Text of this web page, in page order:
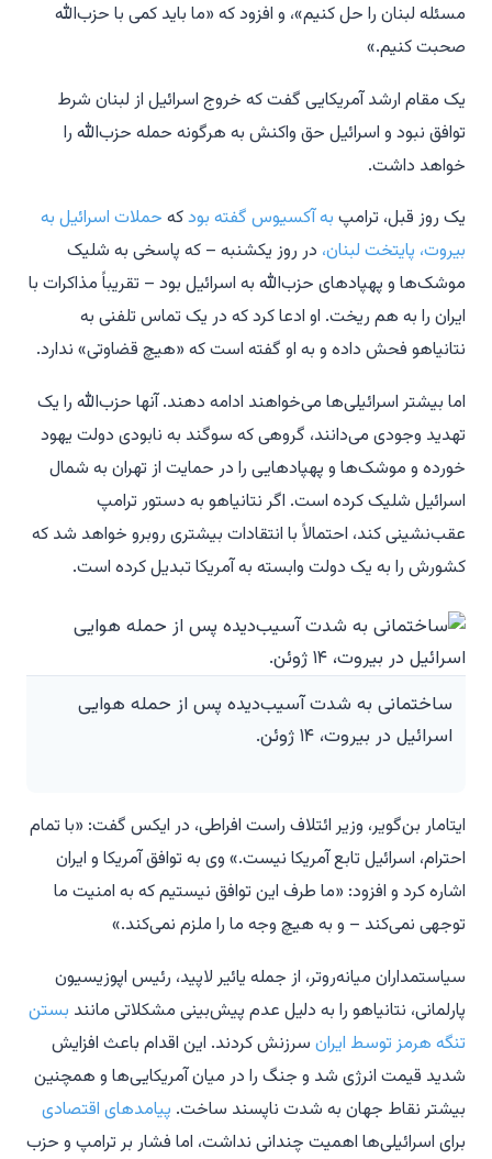
مسئله لبنان را حل کنیم»، و افزود که «ما باید کمی با حزب‌الله
صحبت کنیم.»
یک مقام ارشد آمریکایی گفت که خروج اسرائیل از لبنان شرط
توافق نبود و اسرائیل حق واکنش به هرگونه حمله حزب‌الله را
خواهد داشت.
یک روز قبل، ترامپ به آکسیوس گفته بودکه حملات اسرائیل به
بیروت، پایتخت لبنان، در روز یکشنبه – که پاسخی به شلیک
موشک‌ها و پهپادهای حزب‌الله به اسرائیل بود – تقریباً مذاکرات با
ایران را به هم ریخت. او ادعا کرد که در یک تماس تلفنی به
نتانیاهو فحش داده و به او گفته است که «هیچ قضاوتی» ندارد.
اما بیشتر اسرائیلی‌ها می‌خواهند ادامه دهند. آنها حزب‌الله را یک
تهدید وجودی می‌دانند، گروهی که سوگند به نابودی دولت یهود
خورده و موشک‌ها و پهپادهایی را در حمایت از تهران به شمال
اسرائیل شلیک کرده است. اگر نتانیاهو به دستور ترامپ
عقب‌نشینی کند، احتمالاً با انتقادات بیشتری روبرو خواهد شد که
کشورش را به یک دولت وابسته به آمریکا تبدیل کرده است.
ساختمانی به شدت آسیب‌دیده پس از حمله هوایی
اسرائیل در بیروت، ۱۴ ژوئن.
ایتامار بن‌گویر، وزیر ائتلاف راست افراطی، در ایکس گفت: «با تمام
احترام، اسرائیل تابع آمریکا نیست.» وی به توافق آمریکا و ایران
اشاره کرد و افزود: «ما طرف این توافق نیستیم که به امنیت ما
توجهی نمی‌کند – و به هیچ وجه ما را ملزم نمی‌کند.»
سیاستمداران میانه‌روتر، از جمله یائیر لاپید، رئیس اپوزیسیون
پارلمانی، نتانیاهو را به دلیل عدم پیش‌بینی مشکلاتی مانند بستن
تنگه هرمز توسط ایران سرزنش کردند. این اقدام باعث افزایش
شدید قیمت انرژی شد و جنگ را در میان آمریکایی‌ها و همچنین
بیشتر نقاط جهان به شدت ناپسند ساخت. پیامدهای اقتصادی
برای اسرائیلی‌ها اهمیت چندانی نداشت، اما فشار بر ترامپ و حزب